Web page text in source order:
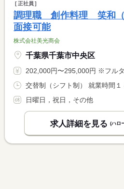
正社員
調理職 創作料理 笑和（
面接可能
株式会社美光商会
千葉県千葉市中央区
202,000円〜295,000円 ※フルタイム求人の場合は月額（換算額）、
日曜日，祝日，その他
求人詳細を見る (ハロ